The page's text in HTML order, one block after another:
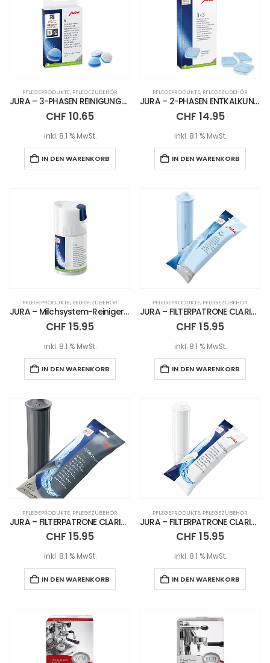
PFLEGEPRODUKTE, PFLEGEZUBEHÖR
JURA – 3-PHASEN REINIGUNGSTABLETTEN PACKUNG – 6 STÜCK
CHF 10.65
inkl. 8.1 % MwSt.
IN DEN WARENKORB
PFLEGEPRODUKTE, PFLEGEZUBEHÖR
JURA – 2-PHASEN ENTKALKUNGSTABLETTEN
CHF 14.95
inkl. 8.1 % MwSt.
IN DEN WARENKORB
PFLEGEPRODUKTE, PFLEGEZUBEHÖR
JURA – Milchsystem-Reiniger (Mini-Tabs) 90 g
CHF 15.95
inkl. 8.1 % MwSt.
IN DEN WARENKORB
PFLEGEPRODUKTE, PFLEGEZUBEHÖR
JURA – FILTERPATRONE CLARIS BLUE+
CHF 15.95
inkl. 8.1 % MwSt.
IN DEN WARENKORB
PFLEGEPRODUKTE, PFLEGEZUBEHÖR
JURA – FILTERPATRONE CLARIS SMART+
CHF 15.95
inkl. 8.1 % MwSt.
IN DEN WARENKORB
PFLEGEPRODUKTE, PFLEGEZUBEHÖR
JURA – FILTERPATRONE CLARIS WHITE
CHF 15.95
inkl. 8.1 % MwSt.
IN DEN WARENKORB